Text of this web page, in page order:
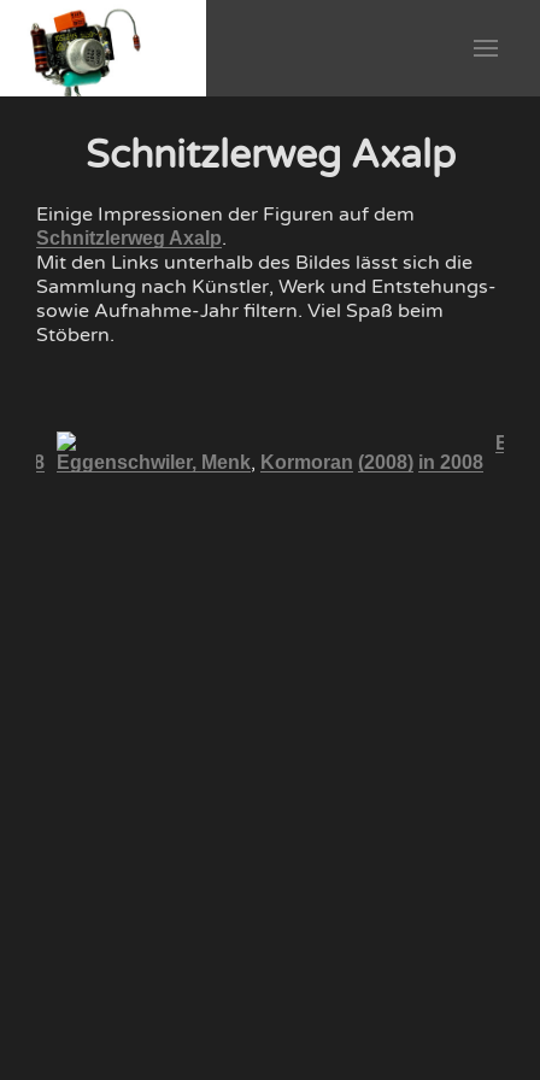
Schnitzlerweg Axalp
Einige Impressionen der Figuren auf dem
Schnitzlerweg Axalp.
Mit den Links unterhalb des Bildes lässt sich die
Sammlung nach Künstler, Werk und Entstehungs-
sowie Aufnahme-Jahr filtern. Viel Spaß beim
Stöbern.
Eggenschwiler, Menk, Kormoran (2008) in 2008